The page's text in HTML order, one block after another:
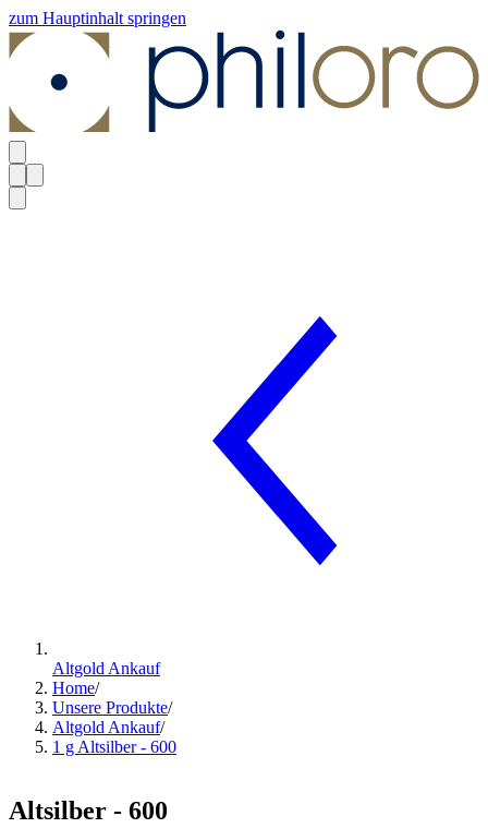
zum Hauptinhalt springen
Altgold Ankauf
Home/
Unsere Produkte/
Altgold Ankauf/
1 g Altsilber - 600
Altsilber - 600